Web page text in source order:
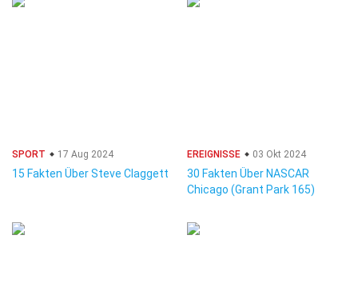
SPORT 17 Aug 2024
15 Fakten Über Steve Claggett
EREIGNISSE 03 Okt 2024
30 Fakten Über NASCAR
Chicago (Grant Park 165)